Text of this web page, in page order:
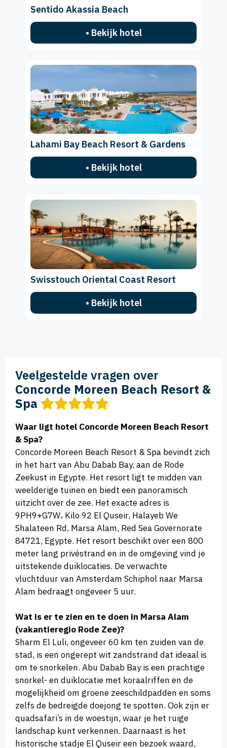
Sentido Akassia Beach
• Bekijk hotel
Lahami Bay Beach Resort & Gardens
• Bekijk hotel
Swisstouch Oriental Coast Resort
• Bekijk hotel
Veelgestelde vragen over
Concorde Moreen Beach Resort &
Spa
Waar ligt hotel Concorde Moreen Beach Resort
& Spa?
Concorde Moreen Beach Resort & Spa bevindt zich
in het hart van Abu Dabab Bay, aan de Rode
Zeekust in Egypte. Het resort ligt te midden van
weelderige tuinen en biedt een panoramisch
uitzicht over de zee. Het exacte adres is
9PH9+G7W، Kilo 92 El Quseir, Halayeb We
Shalateen Rd, Marsa Alam, Red Sea Governorate
84721, Egypte. Het resort beschikt over een 800
meter lang privéstrand en in de omgeving vind je
uitstekende duiklocaties. De verwachte
vluchtduur van Amsterdam Schiphol naar Marsa
Alam bedraagt ongeveer 5 uur.
Wat is er te zien en te doen in Marsa Alam
(vakantieregio Rode Zee)?
Sharm El Luli, ongeveer 60 km ten zuiden van de
stad, is een ongerept wit zandstrand dat ideaal is
om te snorkelen. Abu Dabab Bay is een prachtige
snorkel- en duiklocatie met koraalriffen en de
mogelijkheid om groene zeeschildpadden en soms
zelfs de bedreigde doejong te spotten. Ook zijn er
quadsafari’s in de woestijn, waar je het ruige
landschap kunt verkennen. Daarnaast is het
historische stadje El Quseir een bezoek waard,